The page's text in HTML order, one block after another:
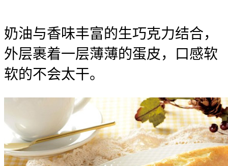
奶油与香味丰富的生巧克力结合，
外层裹着一层薄薄的蛋皮，口感软
软的不会太干。